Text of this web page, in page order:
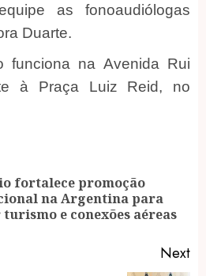
as fonoaudiólogas
Duarte.
funciona na Avenida Rui
à Praça Luiz Reid, no
fortalece promoção
na Argentina para
e conexões aéreas
Next